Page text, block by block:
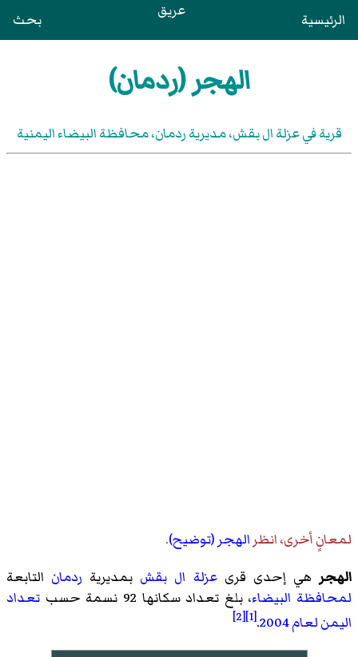
الرئيسية عريق بحث
الهجر (ردمان)
قرية في عزلة ال بقش، مديرية ردمان، محافظة البيضاء اليمنية
لمعانٍ أخرى، انظر الهجر (توضيح).
الهجر هي إحدى قرىعزلة ال بقش بمديرية ردمان التابعة
لمحافظة البيضاء، بلغ تعداد سكانها 92 نسمة حسب
تعداد
اليمن لعام 2004
.
[1]
[2]